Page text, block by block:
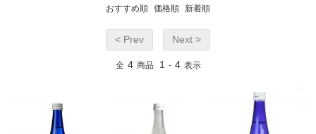
おすすめ順 価格順 新着順
< Prev Next >
全 4 商品 1 - 4 表示